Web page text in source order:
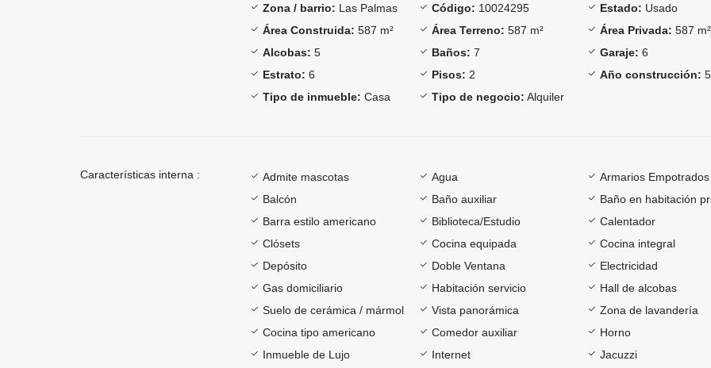
Zona / barrio: Las Palmas Código: 10024295 Estado: Usado
Área Construida: 587 m² Área Terreno: 587 m² Área Privada: 587 m²
Alcobas: 5 Baños: 7 Garaje: 6
Estrato: 6 Pisos: 2 Año construcción: 5
Tipo de inmueble: Casa Tipo de negocio: Alquiler
Características interna : Admite mascotas Agua
Armarios Empotrados
Balcón
Baño auxiliar
Baño en habitación
Barra estilo americano
Biblioteca/Estudio
Calentador
Clósets
Cocina equipada
Cocina integral
Depósito
Doble Ventana
Electricidad
Gas domiciliario
Habitación servicio
Hall de alcobas
Suelo de cerámica / mármol
Vista panorámica
Zona de lavandería
Cocina tipo americano
Comedor auxiliar
Horno
Inmueble de Lujo
Internet
Jacuzzi